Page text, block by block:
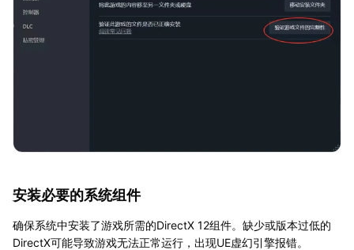
安装必要的系统组件
确保系统中安装了游戏所需的DirectX 12组件。缺少或版本过低的
DirectX可能导致游戏无法正常运行，出现UE虚幻引擎报错。